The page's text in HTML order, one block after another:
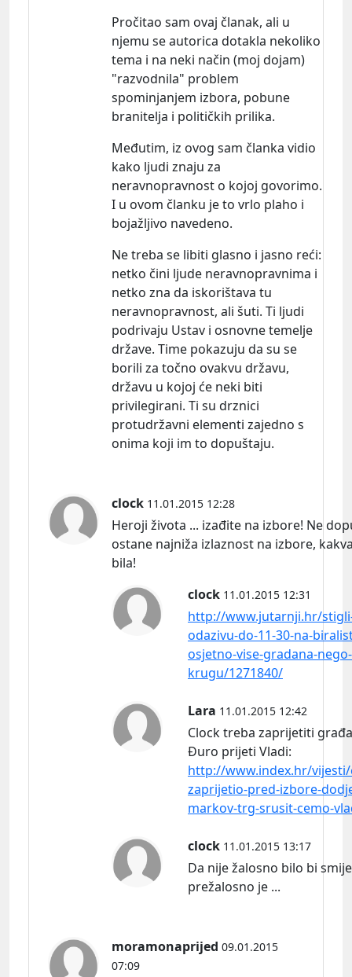
Pročitao sam ovaj članak, ali u
njemu se autorica dotakla nekoliko
tema i na neki način (moj dojam)
"razvodnila" problem
spominjanjem izbora, pobune
branitelja i političkih prilika.
Međutim, iz ovog sam članka vidio
kako ljudi znaju za
neravnopravnost o kojoj govorimo.
I u ovom članku je to vrlo plaho i
bojažljivo navedeno.
Ne treba se libiti glasno i jasno reći:
netko čini ljude neravnopravnima i
netko zna da iskorištava tu
neravnopravnost, ali šuti. Ti ljudi
podrivaju Ustav i osnovne temelje
države. Time pokazuju da su se
borili za točno ovakvu državu,
državu u kojoj će neki biti
privilegirani. Ti su drznici
protudržavni elementi zajedno s
onima koji im to dopuštaju.
clock 11.01.2015 12:28
Heroji života ... izađite na izbore! Ne
ostane najniža izlaznost na izbore,
bila!
clock 11.01.2015 12:31
http://www.jutarnji.hr/
odazivu-do-11-30-na-
osjetno-vise-gradana-
krugu/1271840/
Lara 11.01.2015 12:42
Clock treba zaprijetiti
Đuro prijeti Vladi:
http://www.index.hr/
zaprijetio-pred-izbore-
markov-trg-srusit-cemo-
clock 11.01.2015 13:17
Da nije žalosno bilo bi
prežalosno je ...
moramonaprijed 09.01.2015
07:09